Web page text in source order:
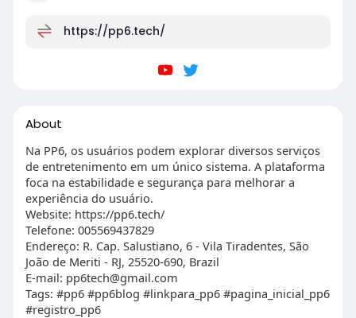
https://pp6.tech/
About
Na PP6, os usuários podem explorar diversos serviços
de entretenimento em um único sistema. A plataforma
foca na estabilidade e segurança para melhorar a
experiência do usuário.
Website: https://pp6.tech/
Telefone: 005569437829
Endereço: R. Cap. Salustiano, 6 - Vila Tiradentes, São
João de Meriti - RJ, 25520-690, Brazil
E-mail: pp6tech@gmail.com
Tags: #pp6 #pp6blog #linkpara_pp6 #pagina_inicial_pp6
#registro_pp6